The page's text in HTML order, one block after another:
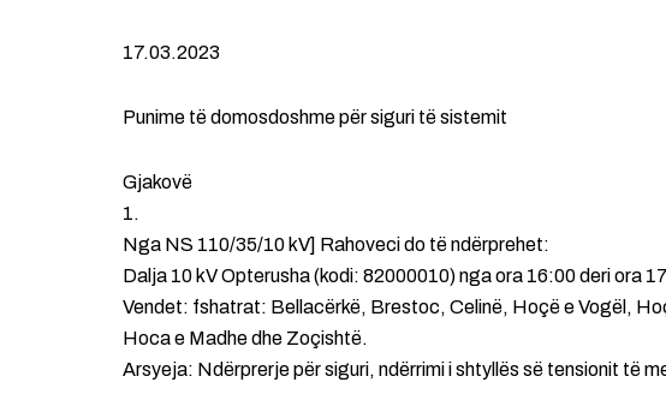
17.03.2023
Punime të domosdoshme për siguri të sistemit
Gjakovë
1.
Nga NS 110/35/10 kV] Rahoveci do të ndërprehet:
Dalja 10 kV Opterusha (kodi: 82000010) nga ora 16:00 deri ora
Vendet: fshatrat: Bellacërkë, Brestoc, Celinë, Hoçë e Vogël,
Hoca e Madhe dhe Zoçishtë.
Arsyeja: Ndërprerje për siguri, ndërrimi i shtyllës së tensionit të